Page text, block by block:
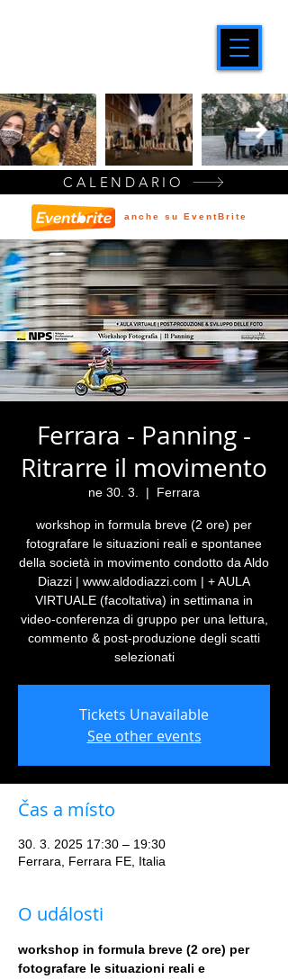
Ferrara - Panning -
Ritrarre il movimento
ne 30. 3.
  |
Ferrara
workshop in formula breve (2 ore) per
fotografare le situazioni reali e spontanee
della società in movimento condotto da Aldo
Diazzi | www.aldodiazzi.com | + AULA
VIRTUALE (facoltativa) in settimana in
video-conferenza di gruppo per una lettura,
commento & post-produzione degli scatti
selezionati
Tickets Unavailable
See other events
Čas a místo
30. 3. 2025 17:30 – 19:30
Ferrara, Ferrara FE, Italia
O události
workshop in formula breve (2 ore) per
fotografare le situazioni reali e
CALENDARIO
anche su EventBrite